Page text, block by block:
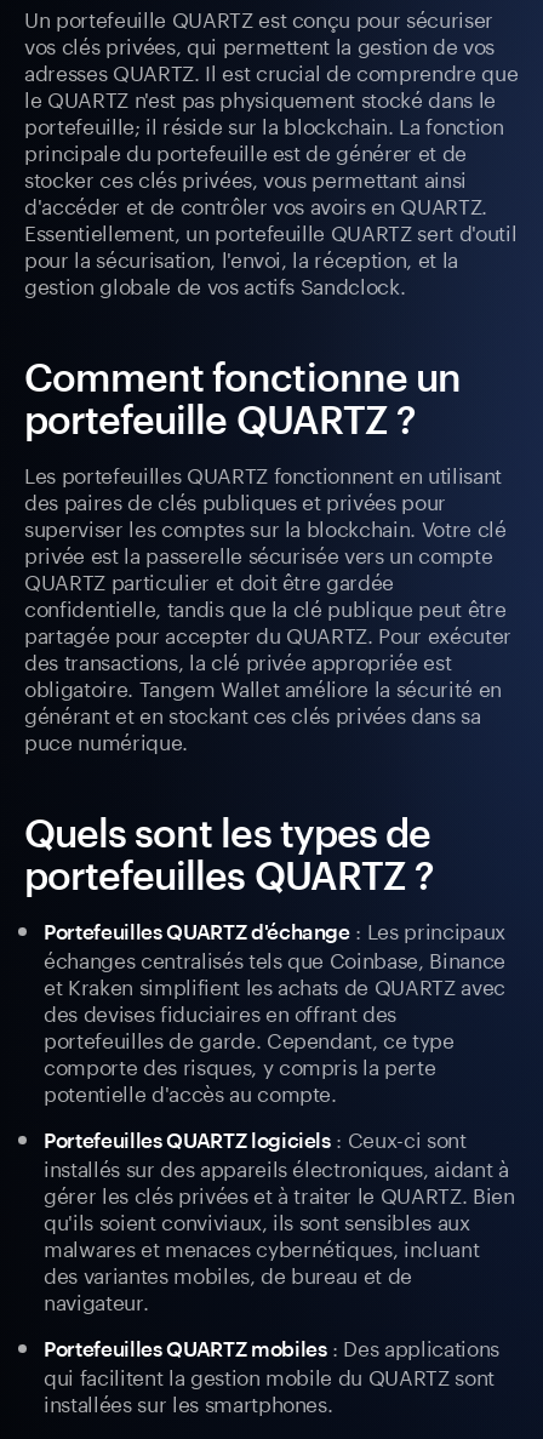
Un portefeuille QUARTZ est conçu pour sécuriser
vos clés privées, qui permettent la gestion de vos
adresses QUARTZ. Il est crucial de comprendre que
le QUARTZ n'est pas physiquement stocké dans le
portefeuille; il réside sur la blockchain. La fonction
principale du portefeuille est de générer et de
stocker ces clés privées, vous permettant ainsi
d'accéder et de contrôler vos avoirs en QUARTZ.
Essentiellement, un portefeuille QUARTZ sert d'outil
pour la sécurisation, l'envoi, la réception, et la
gestion globale de vos actifs Sandclock.
Comment fonctionne un
portefeuille QUARTZ ?
Les portefeuilles QUARTZ fonctionnent en utilisant
des paires de clés publiques et privées pour
superviser les comptes sur la blockchain. Votre clé
privée est la passerelle sécurisée vers un compte
QUARTZ particulier et doit être gardée
confidentielle, tandis que la clé publique peut être
partagée pour accepter du QUARTZ. Pour exécuter
des transactions, la clé privée appropriée est
obligatoire. Tangem Wallet améliore la sécurité en
générant et en stockant ces clés privées dans sa
puce numérique.
Quels sont les types de
portefeuilles QUARTZ ?
Portefeuilles QUARTZ d'échange: Les principaux
échanges centralisés tels que Coinbase, Binance
et Kraken simplifient les achats de QUARTZ avec
des devises fiduciaires en offrant des
portefeuilles de garde. Cependant, ce type
comporte des risques, y compris la perte
potentielle d'accès au compte.
Portefeuilles QUARTZ logiciels: Ceux-ci sont
installés sur des appareils électroniques, aidant à
gérer les clés privées et à traiter le QUARTZ. Bien
qu'ils soient conviviaux, ils sont sensibles aux
malwares et menaces cybernétiques, incluant
des variantes mobiles, de bureau et de
navigateur.
Portefeuilles QUARTZ mobiles: Des applications
qui facilitent la gestion mobile du QUARTZ sont
installées sur les smartphones.